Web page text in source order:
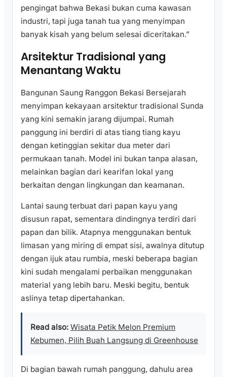
pengingat bahwa Bekasi bukan cuma kawasan
industri, tapi juga tanah tua yang menyimpan
banyak kisah yang belum selesai diceritakan.”
Arsitektur Tradisional yang
Menantang Waktu
Bangunan Saung Ranggon Bekasi Bersejarah
menyimpan kekayaan arsitektur tradisional Sunda
yang kini semakin jarang dijumpai. Rumah
panggung ini berdiri di atas tiang tiang kayu
dengan ketinggian sekitar dua meter dari
permukaan tanah. Model ini bukan tanpa alasan,
melainkan bagian dari kearifan lokal yang
berkaitan dengan lingkungan dan keamanan.
Lantai saung terbuat dari papan kayu yang
disusun rapat, sementara dindingnya terdiri dari
papan dan bilik. Atapnya menggunakan bentuk
limasan yang miring di empat sisi, awalnya ditutup
dengan ijuk atau rumbia, meski beberapa bagian
kini sudah mengalami perbaikan menggunakan
material yang lebih baru. Meski begitu, bentuk
aslinya tetap dipertahankan.
Read also: Wisata Petik Melon Premium
Kebumen, Pilih Buah Langsung di Greenhouse
Di bagian bawah rumah panggung, dahulu area